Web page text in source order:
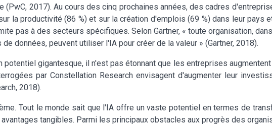
(PwC, 2017). Au cours des cinq prochaines années, des cadres
la productivité (86 %) et sur la création d'emplois (69 %) dans leur
pas à des secteurs spécifiques. Selon Gartner, « toute organisation,
données, peuvent utiliser l'IA pour créer de la valeur » (Gartner, 2018).
potentiel gigantesque, il n'est pas étonnant que les entreprises
par Constellation Research envisagent d'augmenter leur
2018).
Tout le monde sait que l'IA offre un vaste potentiel en termes de
tangibles. Parmi les principaux obstacles aux progrès des